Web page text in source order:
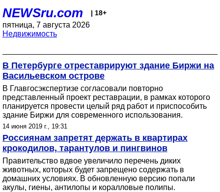
NEWSru.com | 18+
пятница, 7 августа 2026
Недвижимость
В Петербурге отреставрируют здание Биржи на
Васильевском острове
В Главгосэкспертизе согласовали повторно
представленный проект реставрации, в рамках которого
планируется провести целый ряд работ и приспособить
здание Биржи для современного использования.
14 июня 2019 г., 19:31
Россиянам запретят держать в квартирах
крокодилов, тарантулов и пингвинов
Правительство вдвое увеличило перечень диких
животных, которых будет запрещено содержать в
домашних условиях. В обновленную версию попали
акулы, гиены, антилопы и коралловые полипы.